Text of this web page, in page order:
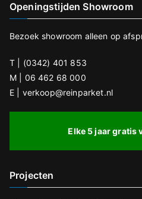
e
t
e
n
.
Openingstijden Showroom
Bezoek showroom alleen op
T | (0342) 401 853
M | 06 462 68 000
E | verkoop@reinparket.nl
Elke 5 jaar gratis
Projecten